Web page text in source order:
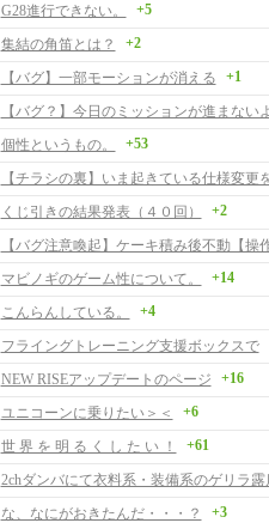
G28進行できない。
+5
集結の角笛とは？ +2
【バグ】一部モーションが消える +1
【バグ？】今日のミッションが進まない
個性というもの。
+53
【チラシの裏】いま起きている仕様変更
くじ引きの結果発表（４０回）
+2
マビノギのゲーム性について。 +14
こんらんしている。 +4
フライングトレーニング支援ボックスで
NEW RISEアップデートのページ +16
ユニコーンに乗りたい＞＜ +6
世 界 を 明 る く し た い ！ +61
2chダンバにて衣料系・装備系のゲリラ露
な、なにがおきたんだ・・・？
+3